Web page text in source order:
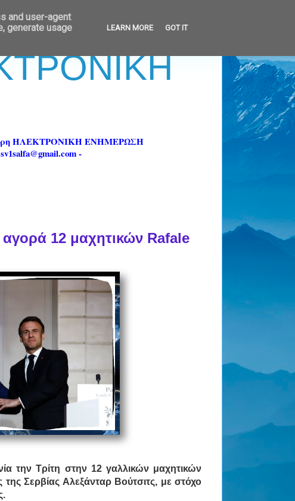
ΗΛΕΚΤΡΟΝΙΚΗ ΕΝΗΜΕΡΩΣΗ
-
αγορά 12 μαχητικών Rafale
την Τρίτη στην 12 γαλλικών μαχητικών
Σερβίας Αλεξάνταρ Βούτσιτς, με στόχο
and user-agent
generate usage
LEARN MORE GOT IT